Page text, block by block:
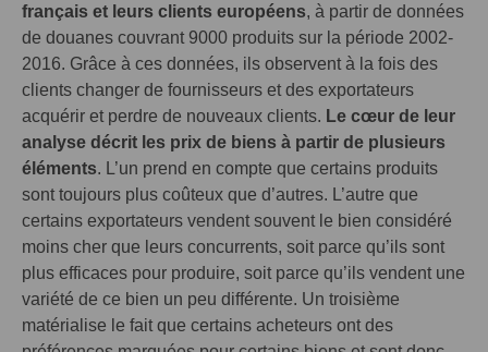
français et leurs clients européens, à partir de données
de douanes couvrant 9000 produits sur la période 2002-
2016. Grâce à ces données, ils observent à la fois des
clients changer de fournisseurs et des exportateurs
acquérir et perdre de nouveaux clients. Le cœur de leur
analyse décrit les prix de biens à partir de plusieurs
éléments. L’un prend en compte que certains produits
sont toujours plus coûteux que d’autres. L’autre que
certains exportateurs vendent souvent le bien considéré
moins cher que leurs concurrents, soit parce qu’ils sont
plus efficaces pour produire, soit parce qu’ils vendent une
variété de ce bien un peu différente. Un troisième
matérialise le fait que certains acheteurs ont des